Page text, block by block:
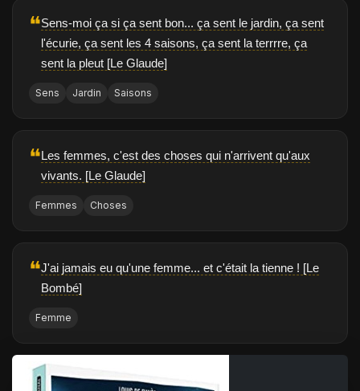
❝Sens-moi ça si ça sent bon... ça sent le jardin, ça sent
l'écurie, ça sent les 4 saisons, ça sent la terrrre, ça
sent la pleut [Le Glaude]
Sens Jardin Saisons
❝Les femmes, c'est des choses qui n'arrivent qu'aux
vivants. [Le Glaude]
Femmes Choses
❝J'ai jamais eu qu'une femme... et c'était la tienne ! [Le
Bombé]
Femme